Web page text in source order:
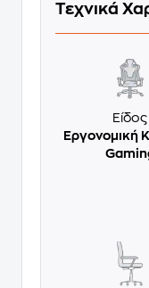
Τεχνικά
Είδος
Εργονομική